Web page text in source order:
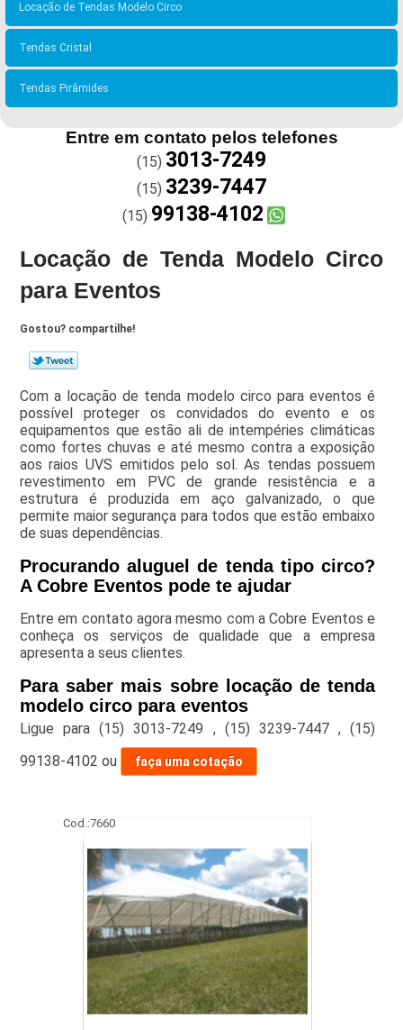
Locação de Tendas Modelo Circo
Tendas Cristal
Tendas Pirâmides
Entre em contato pelos telefones
(15) 3013-7249
(15) 3239-7447
(15) 99138-4102
Locação de Tenda Modelo Circo
para Eventos
Gostou? compartilhe!
Com a locação de tenda modelo circo para eventos é
possível proteger os convidados do evento e os
equipamentos que estão ali de intempéries climáticas
como fortes chuvas e até mesmo contra a exposição
aos raios UVS emitidos pelo sol. As tendas possuem
revestimento em PVC de grande resistência e a
estrutura é produzida em aço galvanizado, o que
permite maior segurança para todos que estão embaixo
de suas dependências.
Procurando aluguel de tenda tipo circo?
A Cobre Eventos pode te ajudar
Entre em contato agora mesmo com a Cobre Eventos e
conheça os serviços de qualidade que a empresa
apresenta a seus clientes.
Para saber mais sobre locação de tenda
modelo circo para eventos
Ligue para(15) 3013-7249 , (15) 3239-7447,(15)
99138-4102 ou faça uma cotação
Cod.:7660